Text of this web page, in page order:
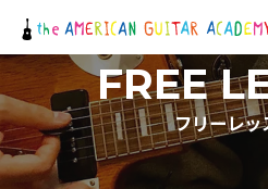
FREE
フリーレッ